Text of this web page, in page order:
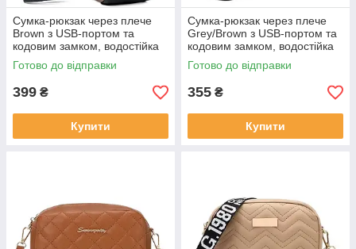
Сумка-рюкзак через плече
Brown з USB-портом та
кодовим замком, водостійка
Готово до відправки
399 ₴
Купити
Сумка-рюкзак через плече
Grey/Brown з USB-портом та
кодовим замком, водостійка
Готово до відправки
355 ₴
Купити